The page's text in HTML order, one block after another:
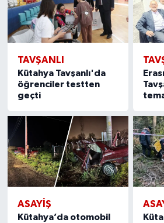
TAVŞANLI
Kütahya Tavşanlı'da
öğrenciler testten
geçti
ASAYIŞ
Kütahya’da otomobil